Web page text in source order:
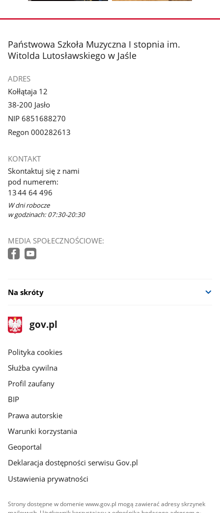
zdjęcie
galerii.
zdjęcie
galerii.
stopka
Państwowa Szkoła Muzyczna I stopnia im.
Witolda Lutosławskiego w Jaśle
ADRES
Kołłątaja 12
38-200 Jasło
NIP 6851688270
Regon 000282613
KONTAKT
Skontaktuj się z nami
pod numerem:
13 44 64 496
W dni robocze
w godzinach: 07:30-20:30
MEDIA SPOŁECZNOŚCIOWE:
Na skróty
stopka
gov.pl
Strona
gov.pl
gov.pl
Polityka cookies
Służba cywilna
Profil zaufany
BIP
Prawa autorskie
Warunki korzystania
Geoportal
Deklaracja dostępności serwisu Gov.pl
Ustawienia prywatności
Strony dostępne w domenie www.gov.pl mogą zawierać adresy skrzynek